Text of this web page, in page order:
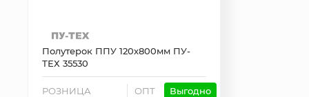
Полутерок ППУ 120х800мм ПУ-
ТЕХ 35530
РОЗНИЦА ОПТ Выгодно